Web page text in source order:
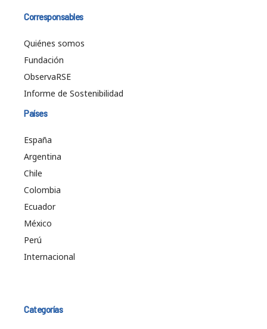
Corresponsables
Quiénes somos
Fundación
ObservaRSE
Informe de Sostenibilidad
Países
España
Argentina
Chile
Colombia
Ecuador
México
Perú
Internacional
Categorías